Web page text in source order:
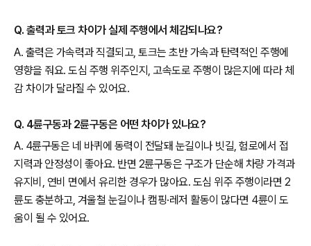
Q. 출력과 토크 차이가 실제 주행에서 체감되나요?
A. 출력은 가속력과 직결되고, 토크는 초반 가속과 탄력적인 주행에
영향을 줘요. 도심 주행 위주인지, 고속도로 주행이 많은지에 따라 체
감 차이가 달라질 수 있어요.
Q. 4륜구동과 2륜구동은 어떤 차이가 있나요?
A. 4륜구동은 네 바퀴에 동력이 전달돼 눈길이나 빗길, 험로에서 접
지력과 안정성이 좋아요. 반면 2륜구동은 구조가 단순해 차량 가격과
유지비, 연비 면에서 유리한 경우가 많아요. 도심 위주 주행이라면 2
륜도 충분하고, 겨울철 눈길이나 캠핑·레저 활동이 많다면 4륜이 도
움이 될 수 있어요.